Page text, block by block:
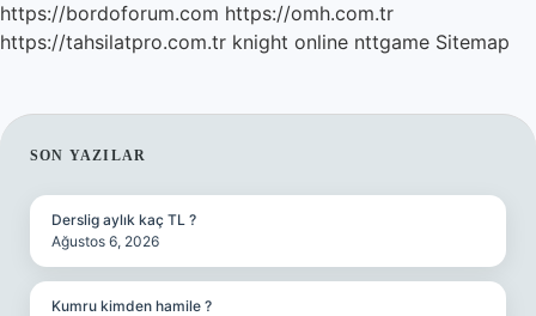
https://bordoforum.com https://omh.com.tr
https://tahsilatpro.com.tr knight online nttgame Sitemap
SIDEBAR
SON YAZILAR
Derslig aylık kaç TL ?
Ağustos 6, 2026
Kumru kimden hamile ?